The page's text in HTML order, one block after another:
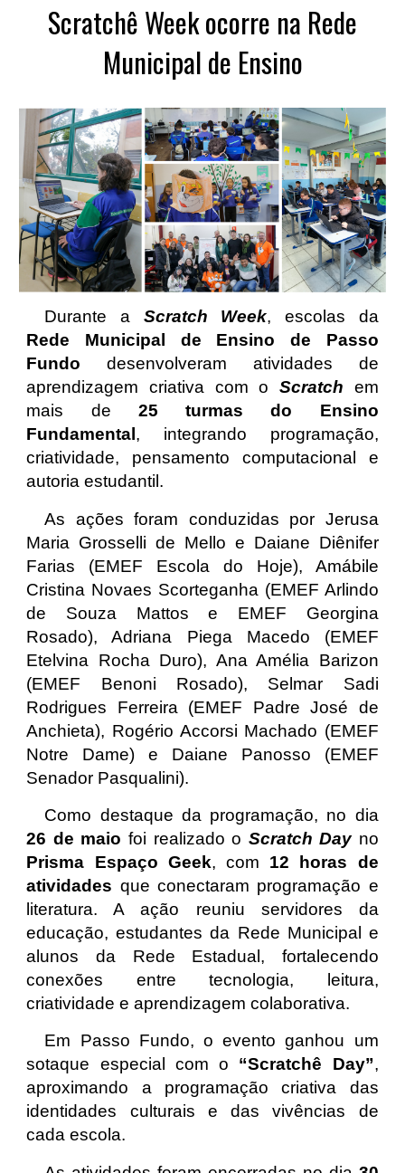
Scratchê Week ocorre na Rede
Municipal de Ensino
Durante a Scratch Week, escolas da
Rede Municipal de Ensino de Passo
Fundo desenvolveram atividades de
aprendizagem criativa com o Scratch em
mais de 25 turmas do Ensino
Fundamental , integrando programação,
criatividade, pensamento computacional e
autoria estudantil.
As ações foram conduzidas por Jerusa
Maria Grosselli de Mello e Daiane Diênifer
Farias (EMEF Escola do Hoje), Amábile
Cristina Novaes Scorteganha (EMEF Arlindo
de Souza Mattos e EMEF Georgina
Rosado), Adriana Piega Macedo (EMEF
Etelvina Rocha Duro), Ana Amélia Barizon
(EMEF Benoni Rosado), Selmar Sadi
Rodrigues Ferreira (EMEF Padre José de
Anchieta), Rogério Accorsi Machado (EMEF
Notre Dame) e Daiane Panosso (EMEF
Senador Pasqualini).
Como destaque da programação, no dia
26 de maio foi realizado o Scratch Dayno
Prisma Espaço Geek, com 12 horas de
atividades que conectaram programação e
literatura. A ação reuniu servidores da
educação, estudantes da Rede Municipal e
alunos da Rede Estadual, fortalecendo
conexões entre tecnologia, leitura,
criatividade e aprendizagem colaborativa.
Em Passo Fundo, o evento ganhou um
sotaque especial com o “Scratchê Day”,
aproximando a programação criativa das
identidades culturais e das vivências de
cada escola.